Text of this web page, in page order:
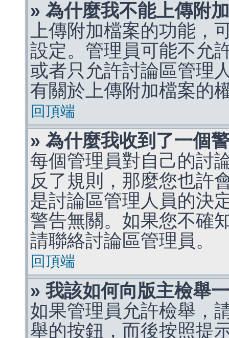
» 為什麼我不能上傳附
上傳附加檔案的功能，
設定。管理員可能不允
或者只允許討論區管理
有關於上傳附加檔案的
回頂端
» 為什麼我收到了一個
每個管理員對自己的討
反了規則，那麼您也許
是討論區管理人員的決
警告無關。如果您不確
請聯絡討論區管理員。
回頂端
» 我該如何向版主檢舉
如果管理員允許檢舉，
舉的按鈕，而後按照提